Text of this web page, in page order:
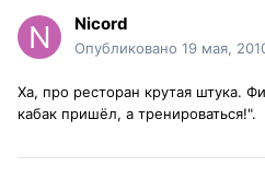
Nicord
Опубликовано 19 мая,
Ха, про ресторан крутая штука.
кабак пришёл, а тренироваться!".